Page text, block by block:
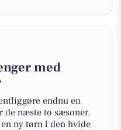
med
endnu en
de næste to sæsoner.
ny tørn i den hvide